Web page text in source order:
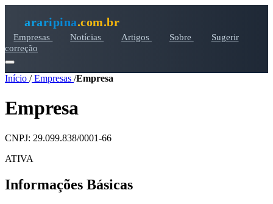
araripina.com.br
Empresas Notícias Artigos Sobre
Sugerir
correção
Início /Empresas /Empresa
Empresa
CNPJ: 29.099.838/0001-66
ATIVA
Informações Básicas